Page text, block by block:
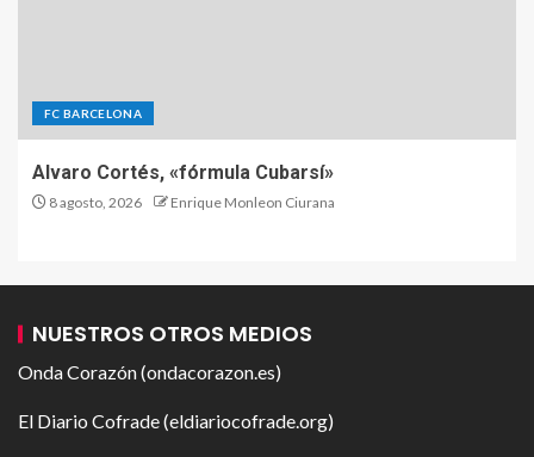
FC BARCELONA
Alvaro Cortés, «fórmula Cubarsí»
8 agosto, 2026 Enrique Monleon Ciurana
NUESTROS OTROS MEDIOS
Onda Corazón (ondacorazon.es)
El Diario Cofrade (eldiariocofrade.org)